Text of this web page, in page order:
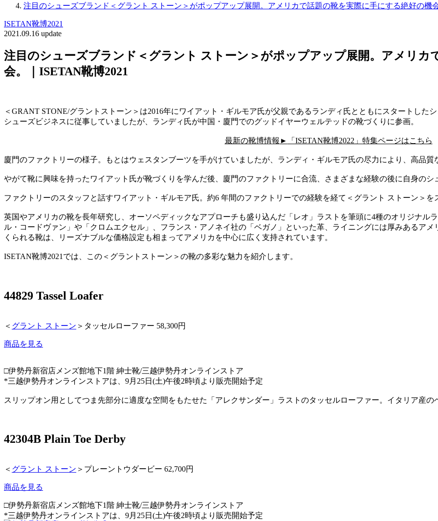
注目のシューズブランド＜グラント ストーン＞がポップアップ展開。アメリカで話題の靴を実際に手にする絶好の機
ISETAN靴博2021
2021.09.16 update
注目のシューズブランド＜グラント ストーン＞がポップアップ展開。アメリカ
会。｜ISETAN靴博2021
＜GRANT STONE/グラントストーン＞は2016年にワイアット・ギルモア氏が父親であるランディ氏とともにスタートした
シューズビジネスに従事していましたが、ランディ氏が中国・廈門でのグッドイヤーウェルテッドの靴づくりに参画。
最新の靴博情報 ► 「ISETAN靴博2022」特集ページはこちら
廈門のファクトリーの様子。もとはウェスタンブーツを手がけていましたが、ランディ・ギルモア氏の尽力により、高品質
やがて靴に興味を持ったワイアット氏が靴づくりを学んだ後、廈門のファクトリーに合流、さまざまな経験の後に自身のシ
ファクトリーのスタッフと話すワイアット・ギルモア氏。約6 年間のファクトリーでの経験を経て＜グラント ストーン＞を
英国やアメリカの靴を長年研究し、オーソペディックなアプローチも盛り込んだ「レオ」ラストを筆頭に4種のオリジナル
ル・コードヴァン」や「クロムエクセル」、フランス・アノネイ社の「ベガノ」といった革、ライニングには厚みあるア
くられる靴は、リーズナブルな価格設定も相まってアメリカを中心に広く支持されています。
ISETAN靴博2021では、この＜グラントストーン＞の靴の多彩な魅力を紹介します。
44829 Tassel Loafer
＜ グラント ストーン ＞タッセルローファー 58,300円
商品を見る
□伊勢丹新宿店メンズ館地下1階 紳士靴/三越伊勢丹オンラインストア
*三越伊勢丹オンラインストアは、9月25日(土)午後2時頃より販売開始予定
スリップオン用としてつま先部分に適度な空間をもたせた「アレクサンダー」ラストのタッセルローファー。イタリア産の
42304B Plain Toe Derby
＜ グラント ストーン ＞プレーントウダービー 62,700円
商品を見る
□伊勢丹新宿店メンズ館地下1階 紳士靴/三越伊勢丹オンラインストア
*三越伊勢丹オンラインストアは、9月25日(土)午後2時頃より販売開始予定